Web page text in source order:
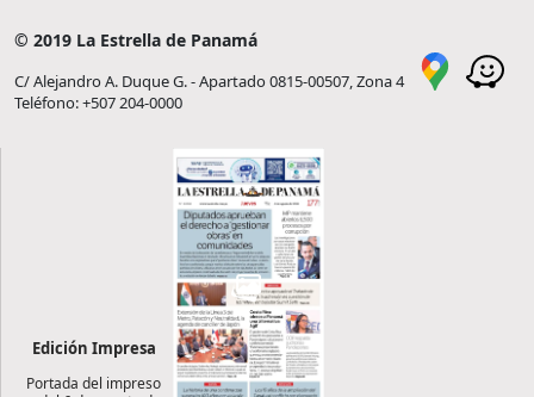
© 2019 La Estrella de Panamá
C/ Alejandro A. Duque G. - Apartado 0815-00507, Zona 4
Teléfono: +507 204-0000
Edición Impresa
Portada del impreso